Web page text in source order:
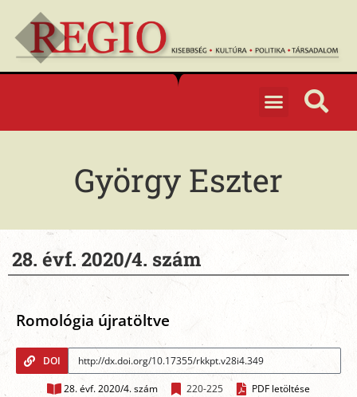
György Eszter
28. évf. 2020/4. szám
Romológia újratöltve
DOI
28. évf. 2020/4. szám 220-225 PDF letöltése